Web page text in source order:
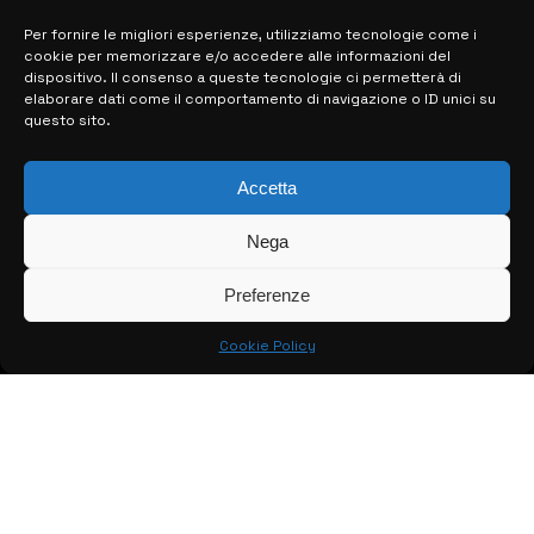
Per fornire le migliori esperienze, utilizziamo tecnologie come i
cookie per memorizzare e/o accedere alle informazioni del
dispositivo. Il consenso a queste tecnologie ci permetterà di
elaborare dati come il comportamento di navigazione o ID unici su
questo sito.
Accetta
Nega
Preferenze
Cookie Policy
MAPPA DEL SITO
> NOTIZIE
> CONTATTI